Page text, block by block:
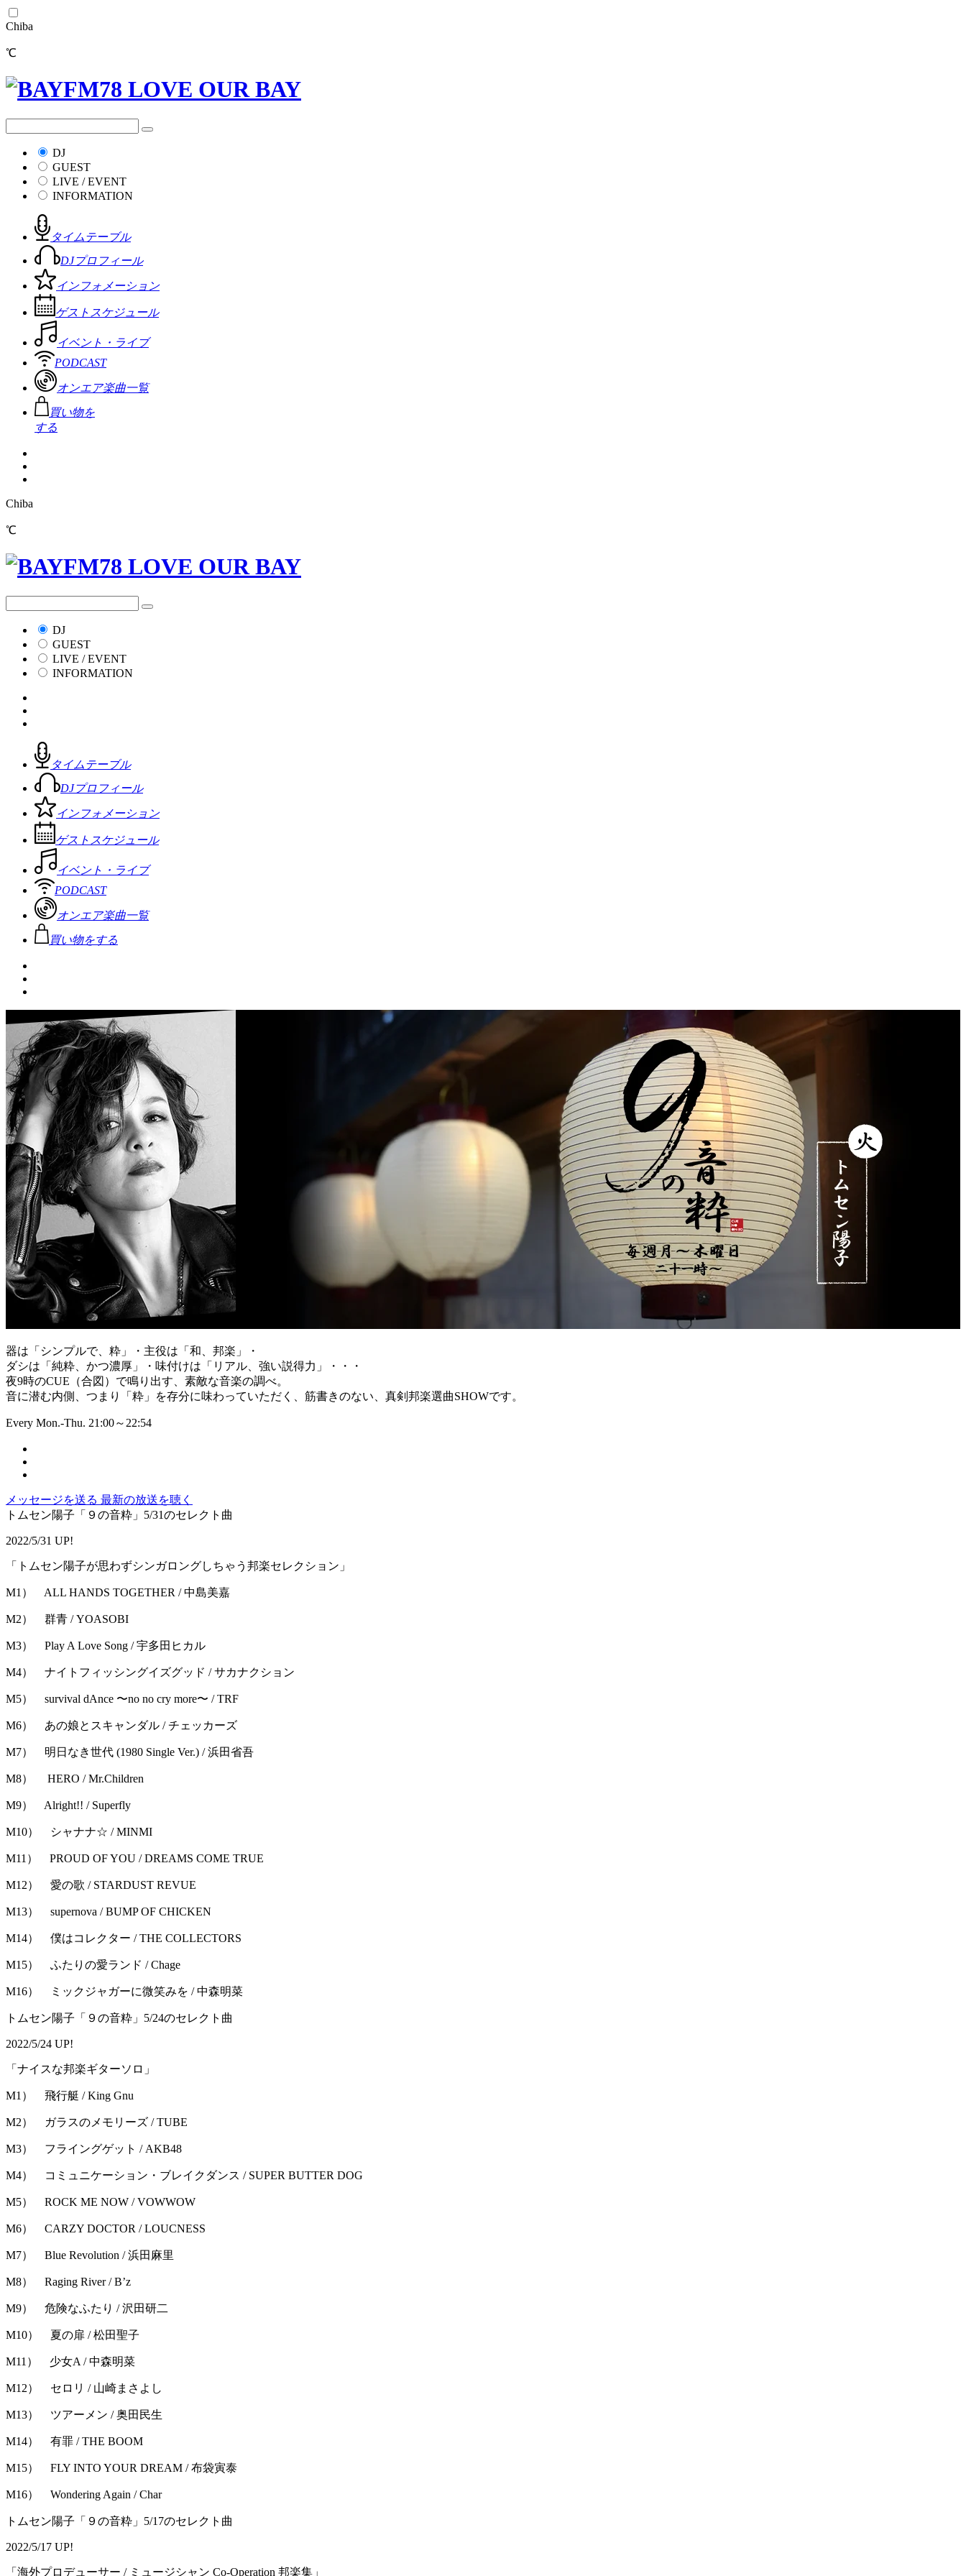
Chiba
℃
DJ
GUEST
LIVE / EVENT
INFORMATION
タイムテーブル
DJプロフィール
インフォメーション
ゲストスケジュール
イベント・ライブ
PODCAST
オンエア楽曲一覧
買い物を
する
Chiba
℃
DJ
GUEST
LIVE / EVENT
INFORMATION
タイムテーブル
DJプロフィール
インフォメーション
ゲストスケジュール
イベント・ライブ
PODCAST
オンエア楽曲一覧
買い物をする
器は「シンプルで、粋」・主役は「和、邦楽」・
ダシは「純粋、かつ濃厚」・味付けは「リアル、強い説得力」・・・
夜9時のCUE（合図）で鳴り出す、素敵な音楽の調べ。
音に潜む内側、つまり「粋」を存分に味わっていただく、筋書きのない、真剣邦楽選曲SHOWです。
Every Mon.-Thu. 21:00～22:54
メッセージを送る 最新の放送を聴く
トムセン陽子「９の音粋」5/31のセレクト曲
2022/5/31 UP!
「トムセン陽子が思わずシンガロングしちゃう邦楽セレクション」
M1） ALL HANDS TOGETHER / 中島美嘉
M2） 群青 / YOASOBI
M3） Play A Love Song / 宇多田ヒカル
M4） ナイトフィッシングイズグッド / サカナクション
M5） survival dAnce 〜no no cry more〜 / TRF
M6） あの娘とスキャンダル / チェッカーズ
M7） 明日なき世代 (1980 Single Ver.) / 浜田省吾
M8） HERO / Mr.Children
M9） Alright!! / Superfly
M10） シャナナ☆ / MINMI
M11） PROUD OF YOU / DREAMS COME TRUE
M12） 愛の歌 / STARDUST REVUE
M13） supernova / BUMP OF CHICKEN
M14） 僕はコレクター / THE COLLECTORS
M15） ふたりの愛ランド / Chage
M16） ミックジャガーに微笑みを / 中森明菜
トムセン陽子「９の音粋」5/24のセレクト曲
2022/5/24 UP!
「ナイスな邦楽ギターソロ」
M1） 飛行艇 / King Gnu
M2） ガラスのメモリーズ / TUBE
M3） フライングゲット / AKB48
M4） コミュニケーション・ブレイクダンス / SUPER BUTTER DOG
M5） ROCK ME NOW / VOWWOW
M6） CARZY DOCTOR / LOUCNESS
M7） Blue Revolution / 浜田麻里
M8） Raging River / B’z
M9） 危険なふたり / 沢田研二
M10） 夏の扉 / 松田聖子
M11） 少女A / 中森明菜
M12） セロリ / 山崎まさよし
M13） ツアーメン / 奥田民生
M14） 有罪 / THE BOOM
M15） FLY INTO YOUR DREAM / 布袋寅泰
M16） Wondering Again / Char
トムセン陽子「９の音粋」5/17のセレクト曲
2022/5/17 UP!
「海外プロデューサー / ミュージシャン Co-Operation 邦楽集」